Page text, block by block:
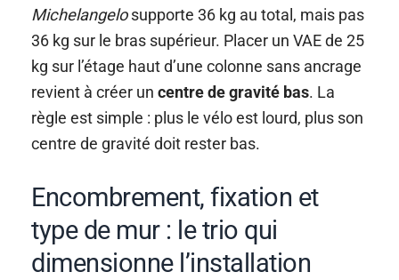
Michelangelosupporte 36 kg au total, mais pas
36 kg sur le bras supérieur. Placer un VAE de 25
kg sur l’étage haut d’une colonne sans ancrage
revient à créer uncentre de gravité bas. La
règle est simple : plus le vélo est lourd, plus son
centre de gravité doit rester bas.
Encombrement, fixation et
type de mur : le trio qui
dimensionne l’installation